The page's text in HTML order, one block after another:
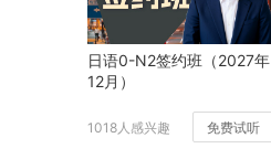
日语0-N2签约班（2027年
12月）
1018人感兴趣 免费试听